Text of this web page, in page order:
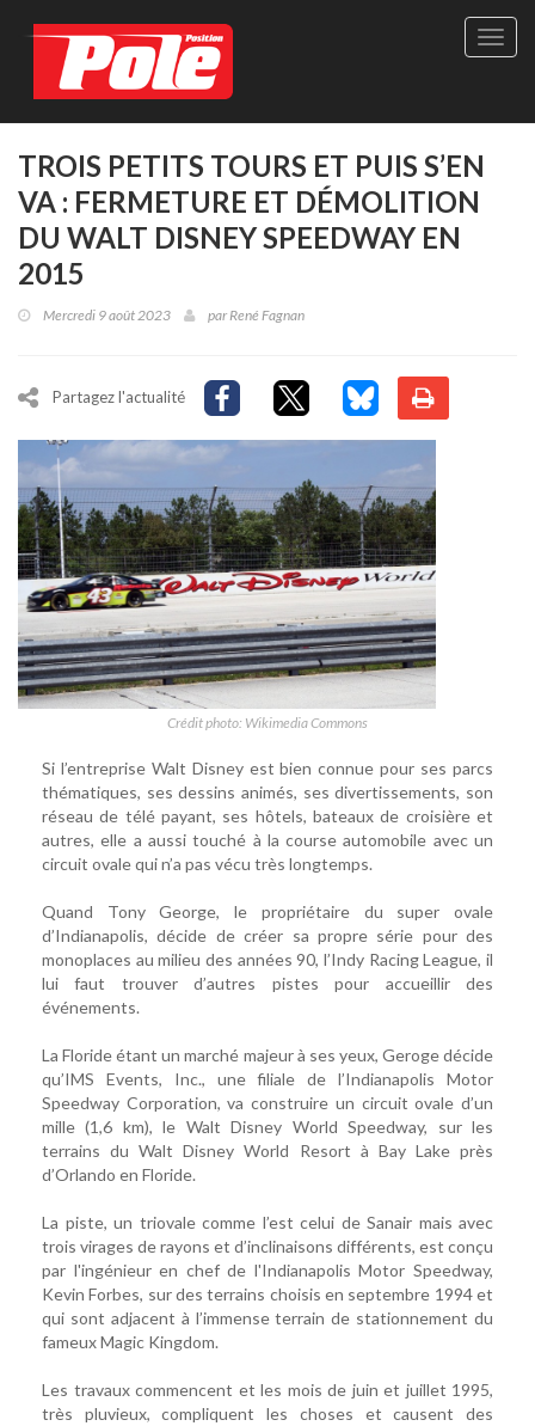
Site
TROIS PETITS TOURS ET PUIS S’EN
VA : FERMETURE ET DÉMOLITION
DU WALT DISNEY SPEEDWAY EN
2015
Mercredi 9 août 2023 parRené Fagnan
Partagez l'actualité
Crédit photo: Wikimedia Commons
Si l’entreprise Walt Disney est bien connue pour ses parcs
thématiques, ses dessins animés, ses divertissements, son
réseau de télé payant, ses hôtels, bateaux de croisière et
autres, elle a aussi touché à la course automobile avec un
circuit ovale qui n’a pas vécu très longtemps.
Quand Tony George, le propriétaire du super ovale
d’Indianapolis, décide de créer sa propre série pour des
monoplaces au milieu des années 90, l’Indy Racing League, il
lui faut trouver d’autres pistes pour accueillir des
événements.
La Floride étant un marché majeur à ses yeux, Geroge décide
qu’IMS Events, Inc., une filiale de l’Indianapolis Motor
Speedway Corporation, va construire un circuit ovale d’un
mille (1,6 km), le Walt Disney World Speedway, sur les
terrains du Walt Disney World Resort à Bay Lake près
d’Orlando en Floride.
La piste, un triovale comme l’est celui de Sanair mais avec
trois virages de rayons et d’inclinaisons différents, est conçu
par l'ingénieur en chef de l'Indianapolis Motor Speedway,
Kevin Forbes, sur des terrains choisis en septembre 1994 et
qui sont adjacent à l’immense terrain de stationnement du
fameux Magic Kingdom.
Les travaux commencent et les mois de juin et juillet 1995,
très pluvieux, compliquent les choses et causent des